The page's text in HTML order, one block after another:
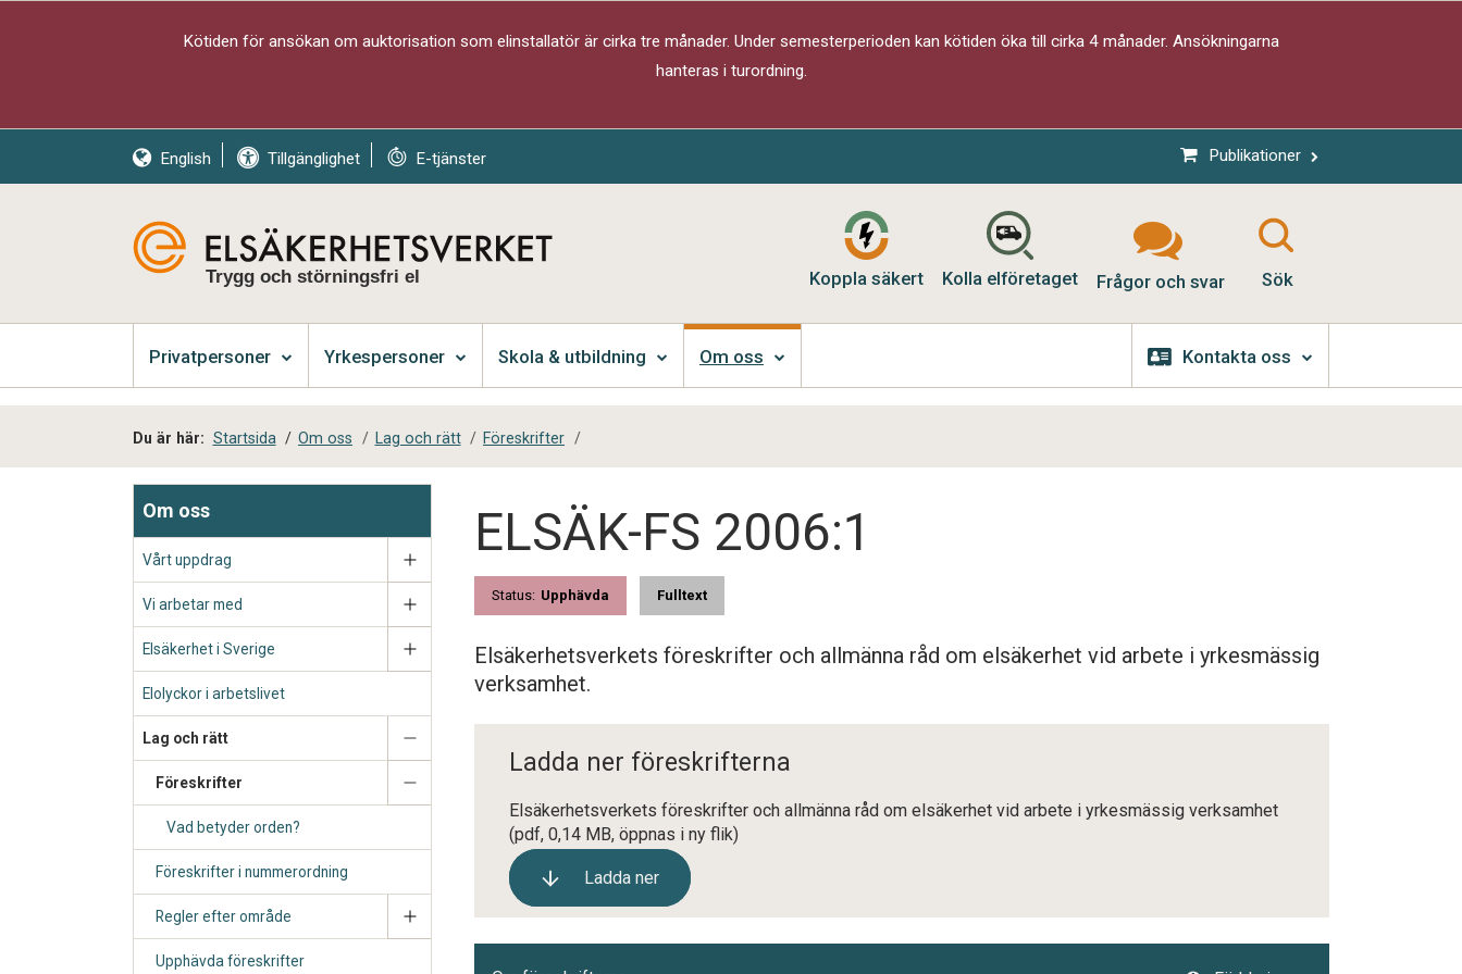
Kötiden för ansökan om auktorisation som elinstallatör är cirka tre månader. Under semesterperioden kan kötiden öka till cirka 4 månader. Ansökningarna
hanteras i turordning.
English Tillgänglighet E-tjänster Publikationer
Trygg och störningsfri el Koppla säkert Kolla elföretaget Frågor och svar Sök
Privatpersoner Yrkespersoner Skola & utbildning Om oss Kontakta oss
Du är här: Startsida / Om oss / Lag och rätt / Föreskrifter /
Om oss
Vårt uppdrag
Vi arbetar med
Elsäkerhet i Sverige
Elolyckor i arbetslivet
Lag och rätt
Föreskrifter
Vad betyder orden?
Föreskrifter i nummerordning
Regler efter område
Upphävda föreskrifter
ELSÄK-FS 2006:1
Status: Upphävda Fulltext
Elsäkerhetsverkets föreskrifter och allmänna råd om elsäkerhet vid arbete i yrkesmässig
verksamhet.
Ladda ner föreskrifterna
Elsäkerhetsverkets föreskrifter och allmänna råd om elsäkerhet vid arbete i yrkesmässig verksamhet
(pdf, 0,14 MB, öppnas i ny flik)
Ladda ner